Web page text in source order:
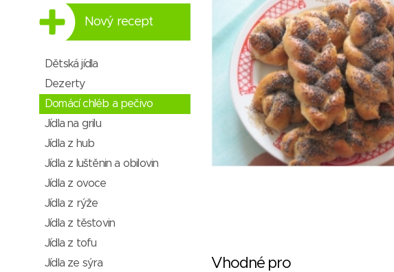
Nový recept
Dětská jídla
Dezerty
Domácí chléb a pečivo
Jídla na grilu
Jídla z hub
Jídla z luštěnin a obilovin
Jídla z ovoce
Jídla z rýže
Jídla z těstovin
Jídla z tofu
Jídla ze sýra
Vhodné pro